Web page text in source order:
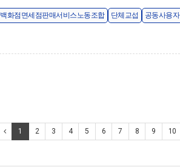
백화점면세점판매서비스노동조합 단체교섭 공동사용자
1 2 3 4 5 6 7 8 9 10